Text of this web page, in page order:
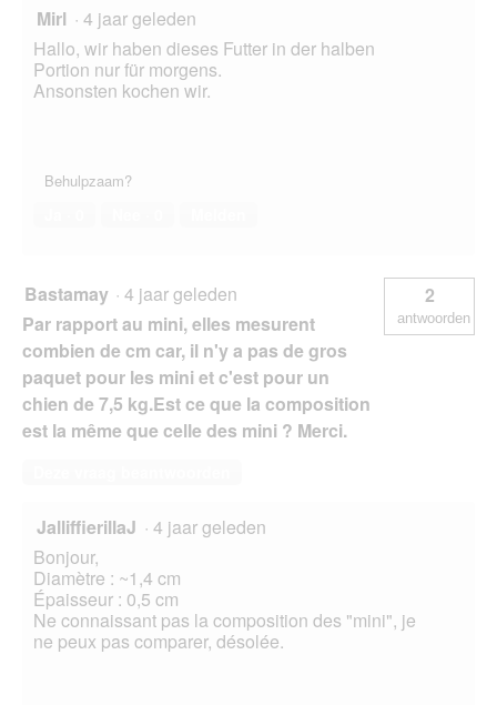
Mirl · 4 jaar geleden
Hallo, wir haben dieses Futter in der halben
Portion nur für morgens.
Ansonsten kochen wir.
Behulpzaam?
Bastamay · 4 jaar geleden
Par rapport au mini, elles mesurent
combien de cm car, il n'y a pas de gros
paquet pour les mini et c'est pour un
chien de 7,5 kg.Est ce que la composition
est la même que celle des mini ? Merci.
2
antwoorden
JalliffierillaJ · 4 jaar geleden
Bonjour,
Diamètre : ~1,4 cm
Épaisseur : 0,5 cm
Ne connaissant pas la composition des "mini", je
ne peux pas comparer, désolée.